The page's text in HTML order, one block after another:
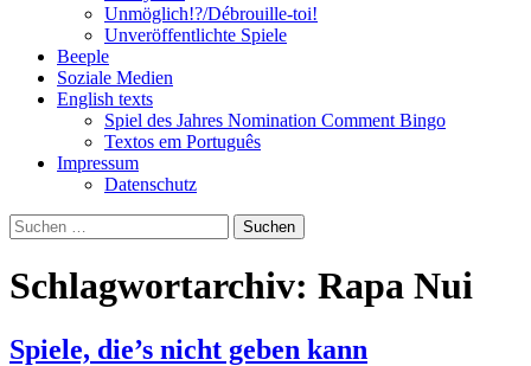
Unmöglich!?/Débrouille-toi!
Unveröffentlichte Spiele
Beeple
Soziale Medien
English texts
Spiel des Jahres Nomination Comment Bingo
Textos em Português
Impressum
Datenschutz
Suchen
nach:
Schlagwortarchiv: Rapa Nui
Spiele, die’s nicht geben kann